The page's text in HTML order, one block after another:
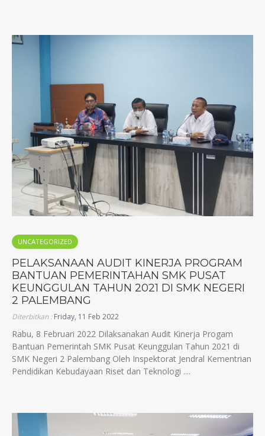
UNCATEGORIZED
PELAKSANAAN AUDIT KINERJA PROGRAM
BANTUAN PEMERINTAHAN SMK PUSAT
KEUNGGULAN TAHUN 2021 DI SMK NEGERI
2 PALEMBANG
Diterbitkan :Friday, 11 Feb 2022
Rabu, 8 Februari 2022 Dilaksanakan Audit Kinerja Progam
Bantuan Pemerintah SMK Pusat Keunggulan Tahun 2021 di
SMK Negeri 2 Palembang Oleh Inspektorat Jendral Kementrian
Pendidikan Kebudayaan Riset dan Teknologi ....